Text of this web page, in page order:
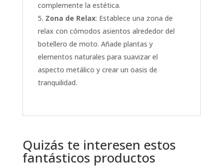
complemente la estética.
Zona de Relax: Establece una zona de
relax con cómodos asientos alrededor del
botellero de moto. Añade plantas y
elementos naturales para suavizar el
aspecto metálico y crear un oasis de
tranquilidad.
Quizás te interesen estos
fantásticos productos